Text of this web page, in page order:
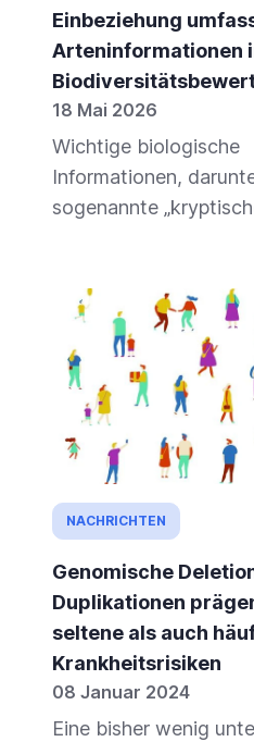
Einbeziehung
Arteninformationen
18 Mai 2026
Wichtige biologische
Informationen,
sogenannte
NACHRICHTEN
Genomische
Duplikationen
seltene als auch
Krankheitsrisiken
08 Januar 2024
Eine bisher wenig